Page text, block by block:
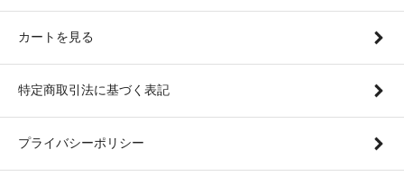
カートを見る
特定商取引法に基づく表記
プライバシーポリシー